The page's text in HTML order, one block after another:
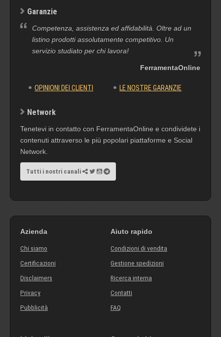
Garanzie
Competenza, assistenza ed affidabilità. Oltre ad un
listino prodotti assolutamente competitivo. Un
servizio studiato per chi lavora!
FerramentaOnline
OPINIONI DEI CLIENTI LE NOSTRE GARANZIE
Network
Tenetevi in contatto con FerramentaOnline e condividete i
contenuti attraverso le più popolari piattaforme e Social
Network.
Tutti i nostri canali
Azienda
Chi siamo
Certificazioni
Disclaimers
Privacy
Pubblicità
Aiuto rapido
Condizioni di vendita
Gestione spedizioni
Ricerca interna
Contatti
FAQ